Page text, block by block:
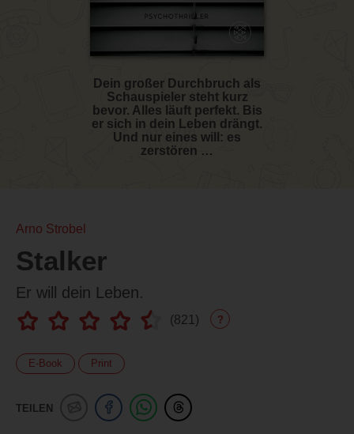
Dein großer Durchbruch als
Schauspieler steht kurz
bevor. Alles läuft perfekt. Bis
er sich in dein Leben drängt.
Und nur eines will: es
zerstören …
Arno Strobel
Stalker
Er will dein Leben.
(821 ) ?
E-Book Print
TEILEN